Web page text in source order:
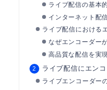
ライブ配信の基本
インターネット配
ライブ配信における
なぜエンコーダー
高品質な配信を実現
ライブ配信にエン
ライブエンコーダー